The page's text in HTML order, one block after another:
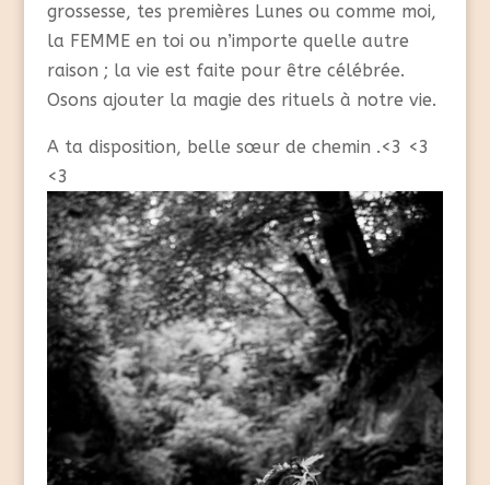
grossesse, tes premières Lunes ou comme moi,
la FEMME en toi ou n’importe quelle autre
raison ; la vie est faite pour être célébrée.
Osons ajouter la magie des rituels à notre vie.
A ta disposition, belle sœur de chemin .<3 <3
<3